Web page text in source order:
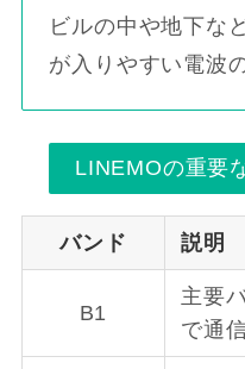
ビルの中や地下な
が入りやすい電波
LINEMOの重要
バンド 説明
B1
主要
で通